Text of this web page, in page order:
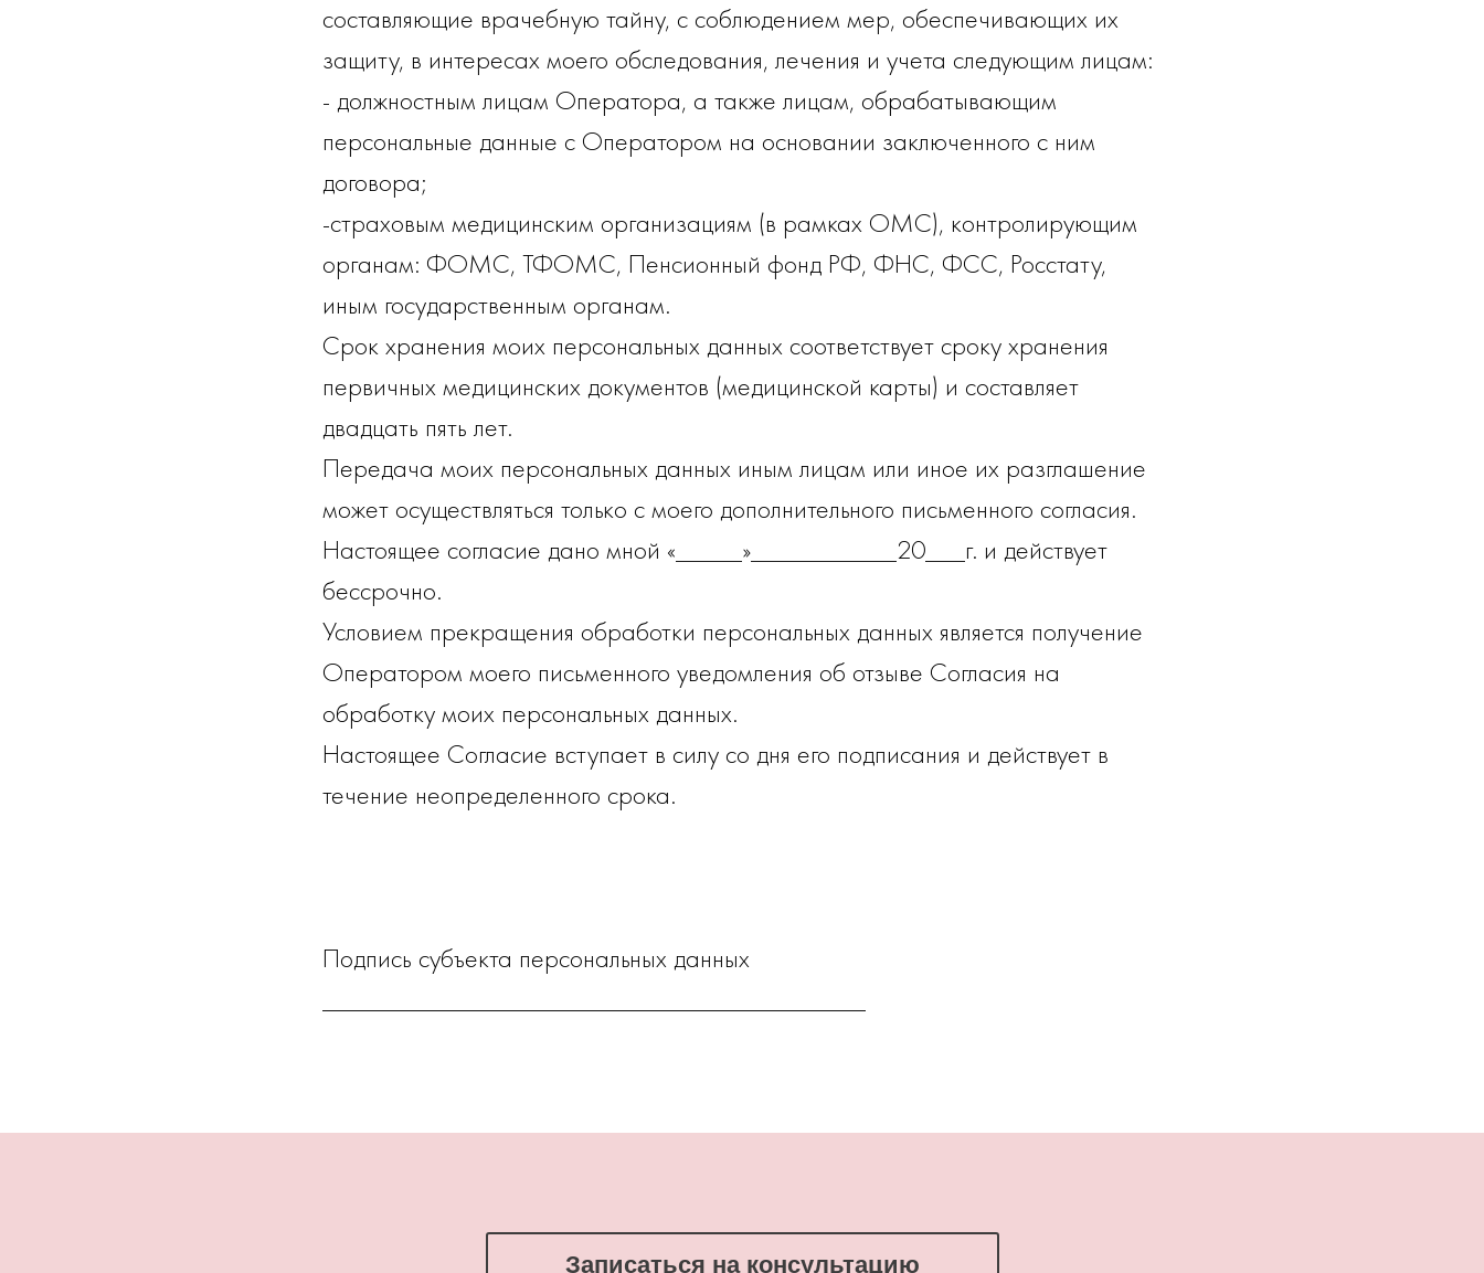
составляющие врачебную тайну, с соблюдением мер, обеспечивающих их
защиту, в интересах моего обследования, лечения и учета следующим лицам:
- должностным лицам Оператора, а также лицам, обрабатывающим
персональные данные с Оператором на основании заключенного с ним
договора;
-страховым медицинским организациям (в рамках ОМС), контролирующим
органам: ФОМС, ТФОМС, Пенсионный фонд РФ, ФНС, ФСС, Росстату,
иным государственным органам.
Срок хранения моих персональных данных соответствует сроку хранения
первичных медицинских документов (медицинской карты) и составляет
двадцать пять лет.
Передача моих персональных данных иным лицам или иное их разглашение
может осуществляться только с моего дополнительного письменного согласия.
Настоящее согласие дано мной «_____»___________20___г. и действует
бессрочно.
Условием прекращения обработки персональных данных является получение
Оператором моего письменного уведомления об отзыве Согласия на
обработку моих персональных данных.
Настоящее Согласие вступает в силу со дня его подписания и действует в
течение неопределенного срока.
Подпись субъекта персональных данных
Записаться на консультацию